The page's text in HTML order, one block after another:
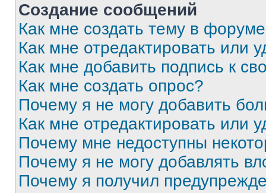
Создание сообщений
Как мне создать тему в
Как мне отредактировать или
Как мне добавить подпись к
Как мне создать опрос?
Почему я не могу добавить
Как мне отредактировать или
Почему мне недоступны
Почему я не могу добавлять
Почему я получил